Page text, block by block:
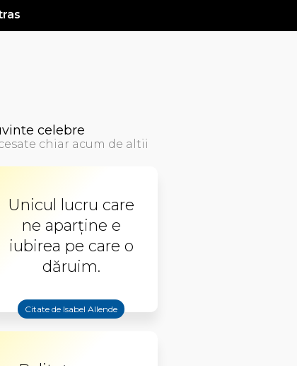
celebre
chiar acum de altii
Unicul lucru care
ne aparţine e
iubirea pe care o
dăruim.
Citate de Isabel Allende